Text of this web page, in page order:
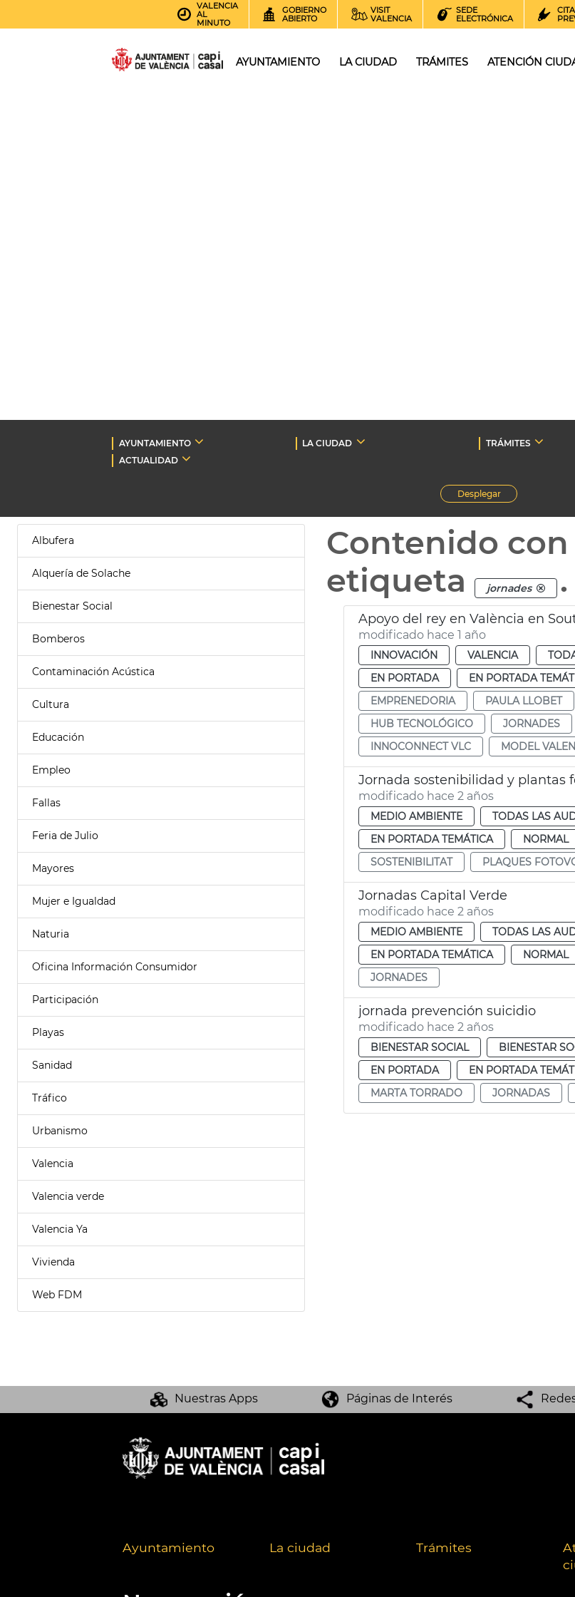
VALENCIA
AL
MINUTO
GOBIERNO
ABIERTO
VISIT
VALENCIA
SEDE
ELECTRÓNICA
CITA
AYUNTAMIENTO LA CIUDAD TRÁMITES ATENCIÓN
AYUNTAMIENTO LA CIUDAD TRÁMITES
ACTUALIDAD
Desplegar
Albufera
Alquería de Solache
Bienestar Social
Bomberos
Contaminación Acústica
Cultura
Educación
Empleo
Fallas
Feria de Julio
Mayores
Mujer e Igualdad
Naturia
Oficina Información Consumidor
Participación
Playas
Sanidad
Tráfico
Urbanismo
Valencia
Valencia verde
Valencia Ya
Vivienda
Web FDM
Contenido
etiqueta
jornades .
Apoyo del rey en València en
modificado hace 1 año
INNOVACIÓN VALENCIA
EN PORTADA
EN PORTADA
EMPRENEDORIA
PAULA LLOBET
HUB TECNOLÓGICO
JORNADES
INNOCONNECT VLC
MODEL
Jornada sostenibilidad y plantas
modificado hace 2 años
MEDIO AMBIENTE TODAS LAS
EN PORTADA TEMÁTICA
NORMAL
SOSTENIBILITAT
PLAQUES
Jornadas Capital Verde
modificado hace 2 años
MEDIO AMBIENTE TODAS LAS
EN PORTADA TEMÁTICA
NORMAL
JORNADES
jornada prevención suicidio
modificado hace 2 años
BIENESTAR SOCIAL BIENESTAR
EN PORTADA
EN PORTADA
MARTA TORRADO
JORNADAS
Nuestras Apps Páginas de Interés
Ayuntamiento La ciudad Trámites